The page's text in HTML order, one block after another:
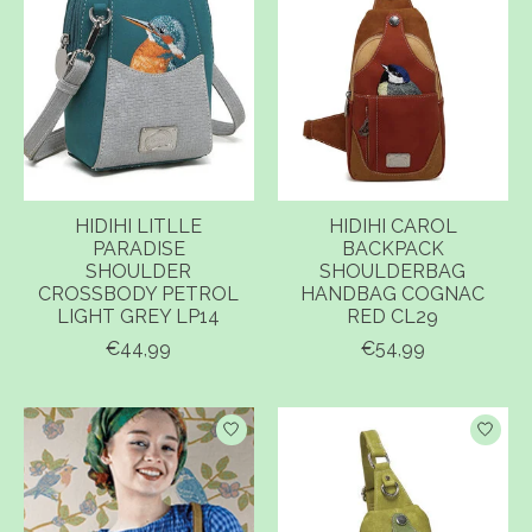
HIDIHI LITLLE
PARADISE
SHOULDER
CROSSBODY PETROL
LIGHT GREY LP14
€44,99
HIDIHI CAROL
BACKPACK
SHOULDERBAG
HANDBAG COGNAC
RED CL29
€54,99